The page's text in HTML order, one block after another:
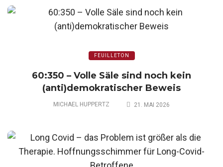
FEUILLETON
60:350 – Volle Säle sind noch kein
(anti)demokratischer Beweis
MICHAEL HUPPERTZ 21. MAI 2026